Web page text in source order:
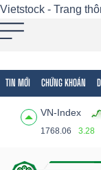
Vietstock - Trang
TIN MỚI CHỨNG KHOÁN
VN-Index
1768.06 3.28
Tất cả Tính
Tính
(-)